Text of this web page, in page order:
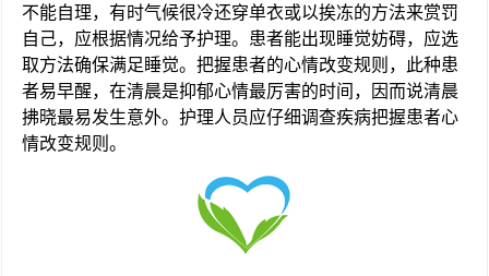
不能自理，有时气候很冷还穿单衣或以挨冻的方法来赏罚
自己，应根据情况给予护理。患者能出现睡觉妨碍，应选
取方法确保满足睡觉。把握患者的心情改变规则，此种患
者易早醒，在清晨是抑郁心情最厉害的时间，因而说清晨
拂晓最易发生意外。护理人员应仔细调查疾病把握患者心
情改变规则。